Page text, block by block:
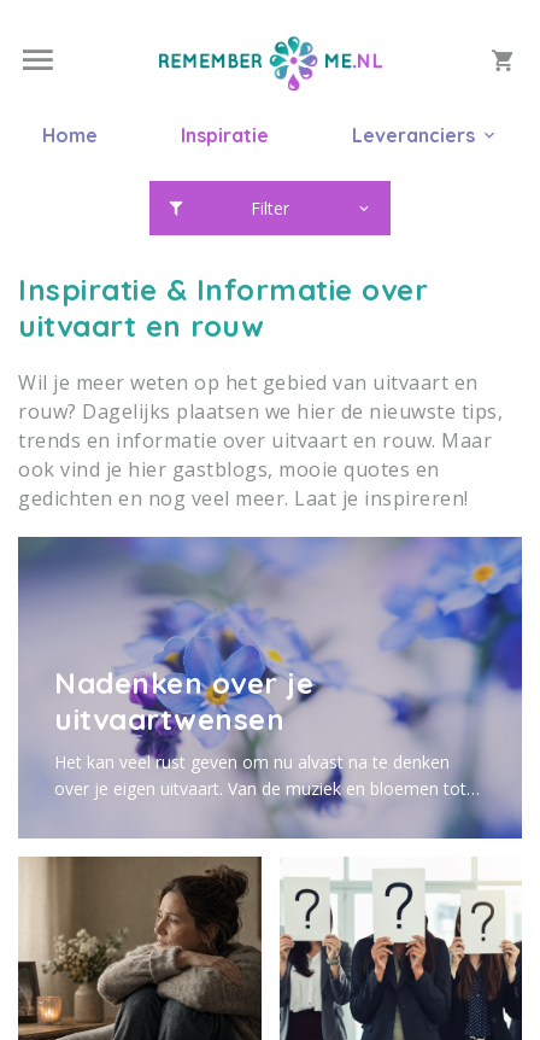
Home Inspiratie Leveranciers
Filter
Inspiratie & Informatie over
uitvaart en rouw
Wil je meer weten op het gebied van uitvaart en
rouw? Dagelijks plaatsen we hier de nieuwste tips,
trends en informatie over uitvaart en rouw. Maar
ook vind je hier gastblogs, mooie quotes en
gedichten en nog veel meer. Laat je inspireren!
Nadenken over je
uitvaartwensen
Het kan veel rust geven om nu alvast na te denken
over je eigen uitvaart. Van de muziek en bloemen tot
de sfeer, de locatie en de gastenlijst: elk detail draagt
bij aan een afscheid dat echt bij jou past. Lees meer.